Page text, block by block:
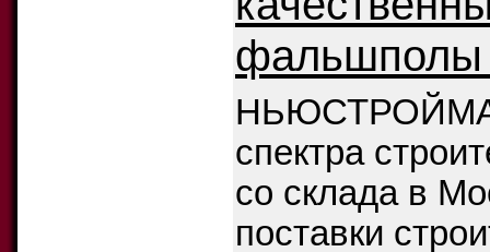
фальшполы
спектра
со склада в
поставки